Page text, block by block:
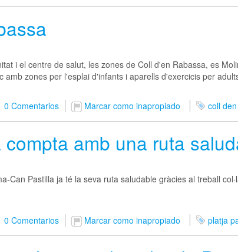
i el centre de salut, les zones de Coll d'en Rabassa, es
zones per l'esplai d'infants i aparells d'exercicis per
0 Comentarios Marcar como inapropiado coll
amb una ruta
Can Pastilla ja té la seva ruta saludable gràcies al treball
0 Comentarios Marcar como inapropiado platja